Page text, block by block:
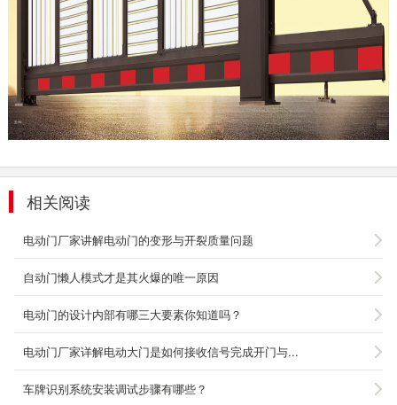
相关阅读
电动门厂家讲解电动门的变形与开裂质量问题
自动门懒人模式才是其火爆的唯一原因
电动门的设计内部有哪三大要素你知道吗？
电动门厂家详解电动大门是如何接收信号完成开门与...
车牌识别系统安装调试步骤有哪些？
悬浮门912-铝悬浮门批发
悬浮门912功能特点1、材质结构：采用特种优
质铝型材精制而成。门体结构外型美观，结构紧
2020-03-16
悬浮门913功能特点1、材质结构：采用特种优
凑。门体可拆装...
2020-03-16
悬浮门909A-铝悬浮门价格
一、【悬浮门909A】性能特点： 1、材质结构：
观，结构紧凑...